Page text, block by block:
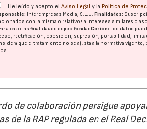
He leído y acepto elAviso Legal y la Política de
Interempresas Media, S.L.U.Finalidades:
con la misma o relativos a intereses similares o
a cabo las finalidades especificadasCesión: Los datos
rectificación, oposición, supresión, portabilidad,
que el tratamiento no se ajusta a la normativa
de colaboración persigue
de la RAP regulada en el Real